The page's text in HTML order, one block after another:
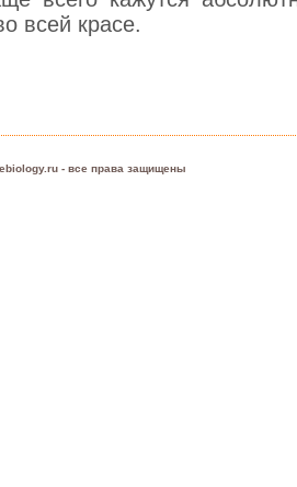
всей красе.
- все права защищены